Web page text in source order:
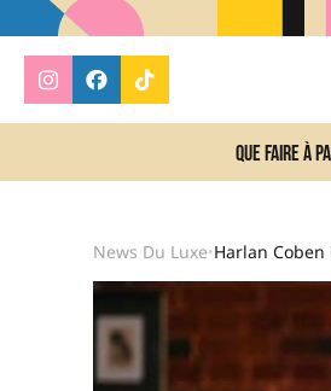
Que faire à
News Du Luxe•